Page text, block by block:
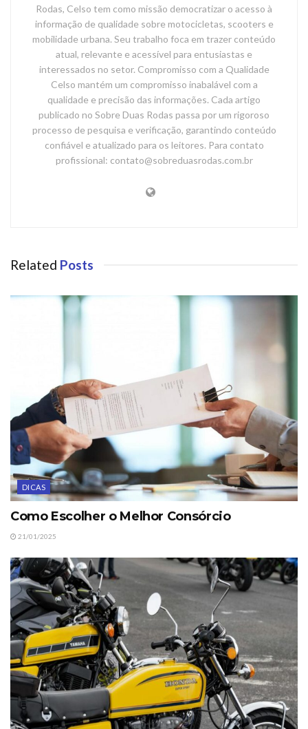
Rodas, Celso tem como missão democratizar o acesso à
informação de qualidade sobre motocicletas, scooters e
mobilidade urbana. Seu trabalho foca em trazer conteúdo
atual, relevante e acessível para entusiastas e
interessados no setor. Compromisso com a Qualidade
Celso mantém um compromisso inabalável com a
qualidade e precisão das informações. Cada artigo
publicado no Sobre Duas Rodas passa por um rigoroso
processo de pesquisa e verificação, garantindo conteúdo
confiável e atualizado para os leitores. Para contato
profissional: contato@sobreduasrodas.com.br
Related Posts
DICAS
Como Escolher o Melhor Consórcio
21/01/2025